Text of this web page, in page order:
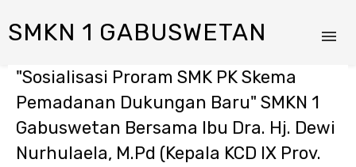
SMKN 1 GABUSWETAN
"Sosialisasi Proram SMK PK Skema
Pemadanan Dukungan Baru" SMKN 1
Gabuswetan Bersama Ibu Dra. Hj. Dewi
Nurhulaela, M.Pd (Kepala KCD IX Prov.